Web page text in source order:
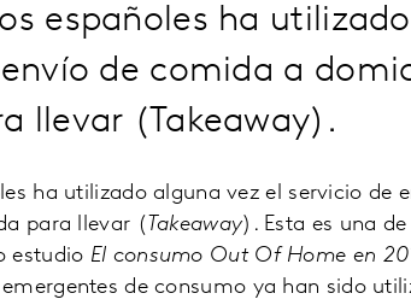
españoles ha
de comida a
llevar (Takeaway).
ha utilizado alguna vez el servicio de
para llevar ( Takeaway). Esta es una
estudio El consumo Out Of Home en
de consumo ya han sido